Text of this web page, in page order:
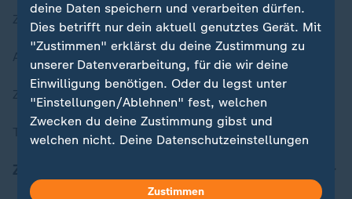
Zuletzt veröffentlicht
Aktuelle Sendungs-Videos
ZDFheute Stories
Themen im Überblick
deine Daten speichern und verarbeiten dürfen.
Dies betrifft nur dein aktuell genutztes Gerät. Mit
"Zustimmen" erklärst du deine Zustimmung zu
unserer Datenverarbeitung, für die wir deine
Einwilligung benötigen. Oder du legst unter
"Einstellungen/Ablehnen" fest, welchen
Zwecken du deine Zustimmung gibst und
welchen nicht. Deine Datenschutzeinstellungen
in deinen Einstellungen widerrufen oder ändern.
Zustimmen